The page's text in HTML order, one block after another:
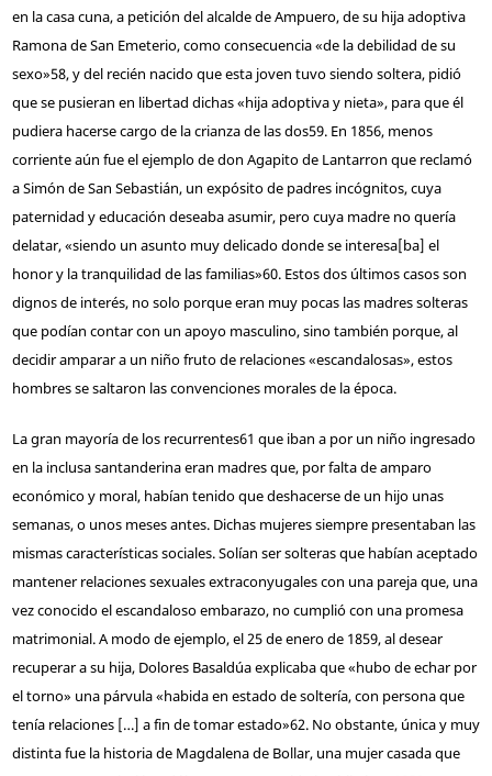
en la casa cuna, a petición del alcalde de Ampuero, de su hija adoptiva
Ramona de San Emeterio, como consecuencia «de la debilidad de su
sexo»58, y del recién nacido que esta joven tuvo siendo soltera, pidió
que se pusieran en libertad dichas «hija adoptiva y nieta», para que él
pudiera hacerse cargo de la crianza de las dos59. En 1856, menos
corriente aún fue el ejemplo de don Agapito de Lantarron que reclamó
a Simón de San Sebastián, un expósito de padres incógnitos, cuya
paternidad y educación deseaba asumir, pero cuya madre no quería
delatar, «siendo un asunto muy delicado donde se interesa[ba] el
honor y la tranquilidad de las familias»60. Estos dos últimos casos son
dignos de interés, no solo porque eran muy pocas las madres solteras
que podían contar con un apoyo masculino, sino también porque, al
decidir amparar a un niño fruto de relaciones «escandalosas», estos
hombres se saltaron las convenciones morales de la época.
La gran mayoría de los recurrentes61 que iban a por un niño ingresado
en la inclusa santanderina eran madres que, por falta de amparo
económico y moral, habían tenido que deshacerse de un hijo unas
semanas, o unos meses antes. Dichas mujeres siempre presentaban las
mismas características sociales. Solían ser solteras que habían aceptado
mantener relaciones sexuales extraconyugales con una pareja que, una
vez conocido el escandaloso embarazo, no cumplió con una promesa
matrimonial. A modo de ejemplo, el 25 de enero de 1859, al desear
recuperar a su hija, Dolores Basaldúa explicaba que «hubo de echar por
el torno» una párvula «habida en estado de soltería, con persona que
tenía relaciones […] a fin de tomar estado»62. No obstante, única y muy
distinta fue la historia de Magdalena de Bollar, una mujer casada que